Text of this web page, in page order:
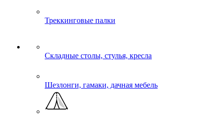
Треккинговые палки
Складные столы, стулья, кресла
Шезлонги, гамаки, дачная мебель